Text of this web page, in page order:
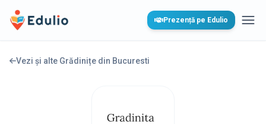
Edulio Prezență pe Edulio
Vezi și alte Grădinițe din Bucuresti